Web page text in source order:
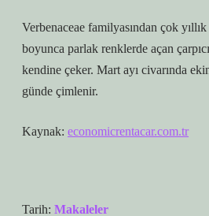
Verbenaceae familyasından çok
boyunca parlak renklerde açan
kendine çeker. Mart ayı civarında
günde çimlenir.
Kaynak: economicrentacar.com.tr
Tarih: Makaleler